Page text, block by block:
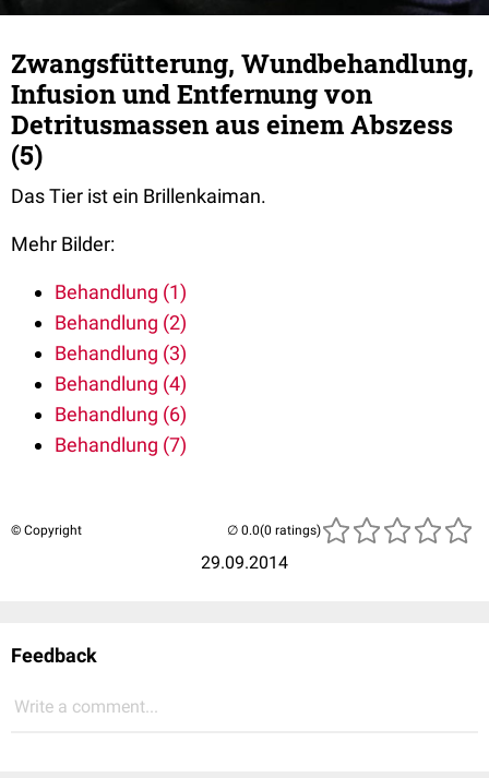
Zwangsfütterung, Wundbehandlung,
Infusion und Entfernung von
Detritusmassen aus einem Abszess
(5)
Das Tier ist ein Brillenkaiman.
Mehr Bilder:
Behandlung (1)
Behandlung (2)
Behandlung (3)
Behandlung (4)
Behandlung (6)
Behandlung (7)
© Copyright
29.09.2014
(0 ratings)
Feedback
Write a comment...